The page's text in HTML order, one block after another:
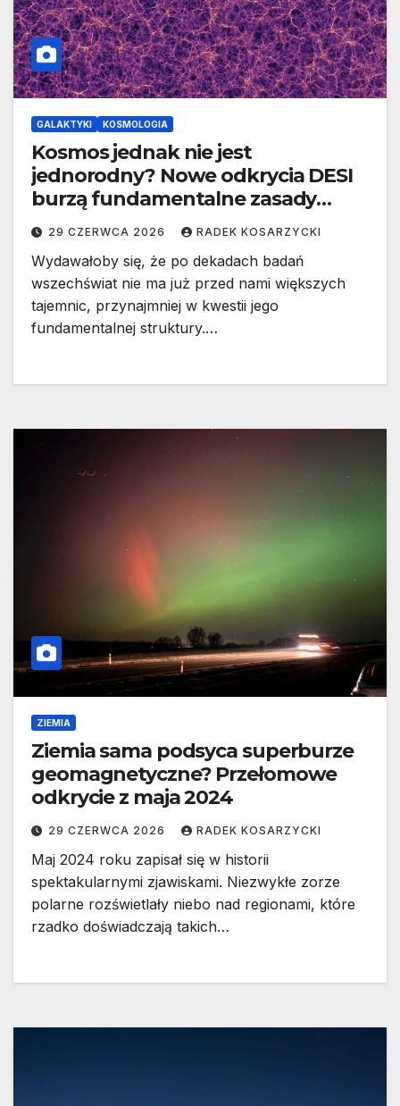
GALAKTYKI KOSMOLOGIA
Kosmos jednak nie jest
jednorodny? Nowe odkrycia DESI
burzą fundamentalne zasady
kosmologii
29 CZERWCA 2026 RADEK KOSARZYCKI
Wydawałoby się, że po dekadach badań
wszechświat nie ma już przed nami większych
tajemnic, przynajmniej w kwestii jego
fundamentalnej struktury.…
ZIEMIA
Ziemia sama podsyca superburze
geomagnetyczne? Przełomowe
odkrycie z maja 2024
29 CZERWCA 2026 RADEK KOSARZYCKI
Maj 2024 roku zapisał się w historii
spektakularnymi zjawiskami. Niezwykłe zorze
polarne rozświetlały niebo nad regionami, które
rzadko doświadczają takich…